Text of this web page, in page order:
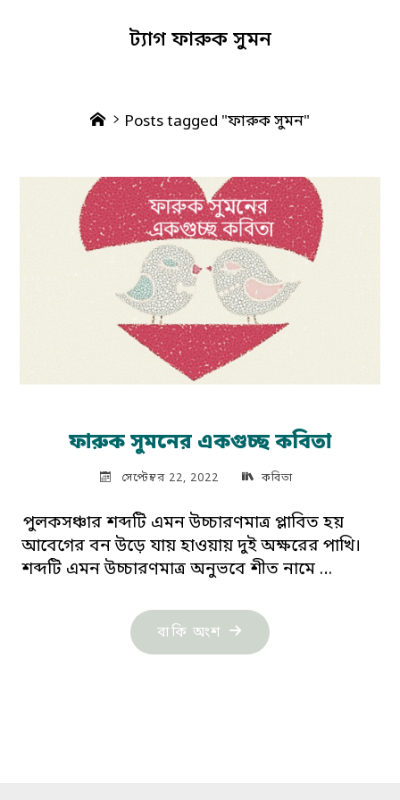
ট্যাগ ফারুক সুমন
HomePosts tagged "ফারুক সুমন"
ফারুক সুমনের একগুচ্ছ কবিতা
সেপ্টেম্বর 22, 2022 কবিতা
পুলকসঞ্চার শব্দটি এমন উচ্চারণমাত্র প্লাবিত হয়
আবেগের বন উড়ে যায় হাওয়ায় দুই অক্ষরের পাখি।
শব্দটি এমন উচ্চারণমাত্র অনুভবে শীত নামে …
বাকি অংশ "ফারুক
সুমনের